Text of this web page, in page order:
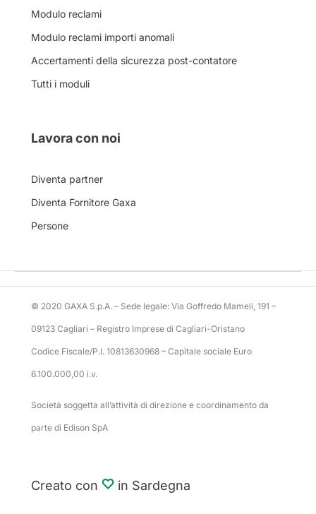
Modulo reclami
Modulo reclami importi anomali
Accertamenti della sicurezza post-contatore
Tutti i moduli
Lavora con noi
Diventa partner
Diventa Fornitore Gaxa
Persone
© 2020 GAXA S.p.A. – Sede legale: Via Goffredo Mameli, 191 –
09123 Cagliari – Registro Imprese di Cagliari-Oristano
Codice Fiscale/P.I. 10813630968 – Capitale sociale Euro
6.100.000,00 i.v.
Società soggetta all’attività di direzione e coordinamento da
parte di Edison SpA
Creato con in Sardegna